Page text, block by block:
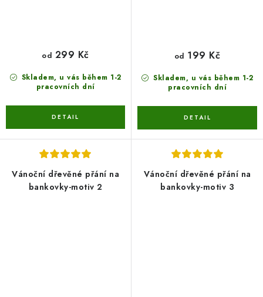
Skladem, u vás během 1-2
pracovních dní
od 299 Kč
Skladem, u vás během 1-2
pracovních dní
od 199 Kč
Vánoční dřevěné přání na
bankovky-motiv 2
Vánoční dřevěné přání na
bankovky-motiv 3